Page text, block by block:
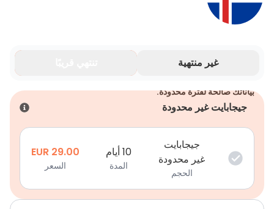
غير منتهية
بياناتك صالحة لفترة محدودة.
جيجابايت غير محدودة
جيجابايت
غير محدودة
الحجم
10 أيام
المدة
29.00
EUR
السعر